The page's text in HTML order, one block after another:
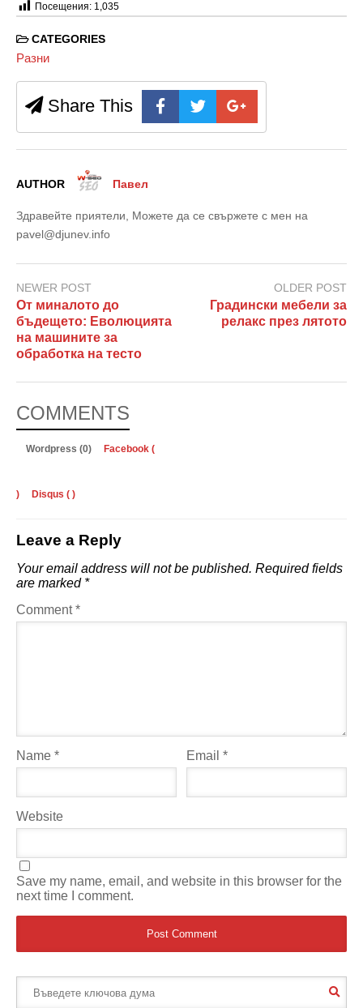
Посещения: 1,035
CATEGORIES
Разни
Share This
AUTHOR Павел
Здравейте приятели, Можете да се свържете с мен на
pavel@djunev.info
NEWER POST
От миналото до
бъдещето: Еволюцията
на машините за
обработка на тесто
OLDER POST
Градински мебели за
релакс през лятото
COMMENTS
Wordpress (0) Facebook (
) Disqus ( )
Leave a Reply
Your email address will not be published. Required fields
are marked *
Comment*
Name * Email*
Website
Save my name, email, and website in this browser for the
next time I comment.